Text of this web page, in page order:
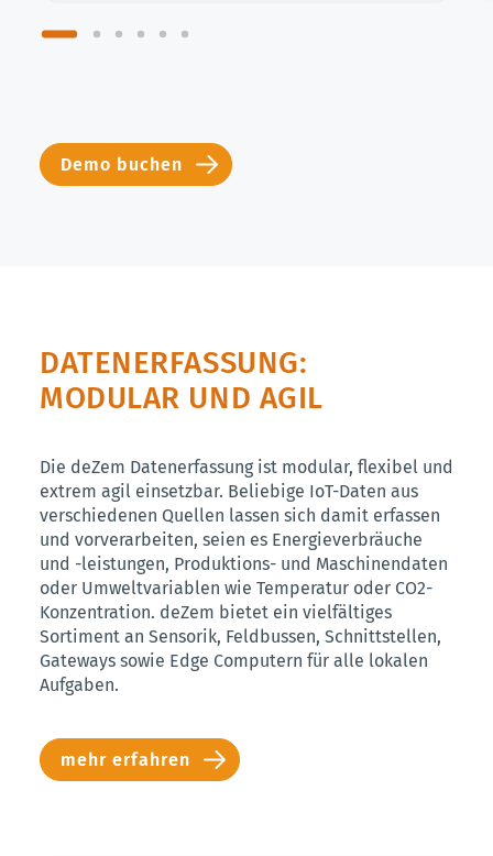
Demo buchen
DATENERFASSUNG:
MODULAR UND AGIL
Die deZem Datenerfassung ist modular, flexibel und
extrem agil einsetzbar. Beliebige IoT-Daten aus
verschiedenen Quellen lassen sich damit erfassen
und vorverarbeiten, seien es Energieverbräuche
und -leistungen, Produktions- und Maschinendaten
oder Umweltvariablen wie Temperatur oder CO2-
Konzentration. deZem bietet ein vielfältiges
Sortiment an Sensorik, Feldbussen, Schnittstellen,
Gateways sowie Edge Computern für alle lokalen
Aufgaben.
mehr erfahren